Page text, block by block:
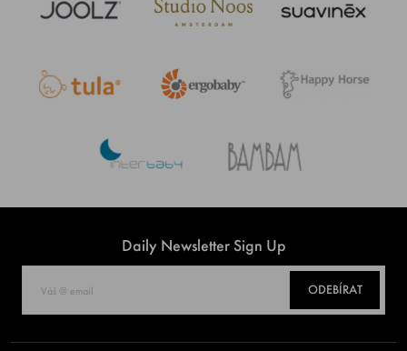
Daily Newsletter Sign Up
ODEBÍRAT